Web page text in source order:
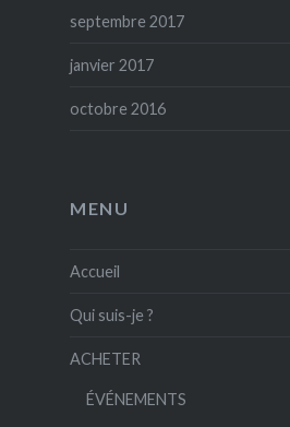
septembre 2017
janvier 2017
octobre 2016
MENU
Accueil
Qui suis-je ?
ACHETER
ÉVÉNEMENTS